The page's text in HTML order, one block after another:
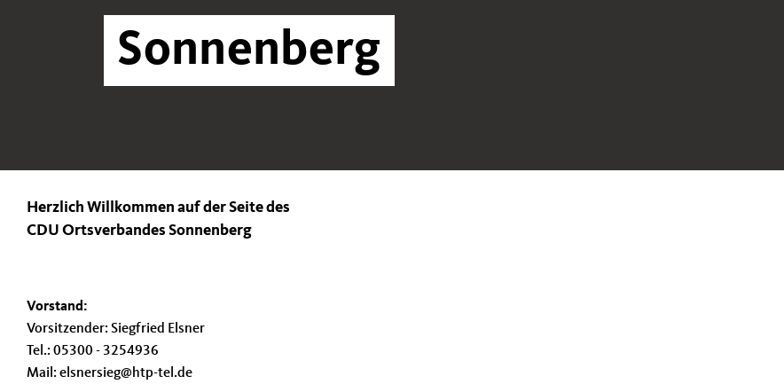
Sonnenberg
Herzlich Willkommen auf der Seite des
CDU Ortsverbandes Sonnenberg
Vorstand:
Vorsitzender: Siegfried Elsner
Tel.: 05300 - 3254936
Mail: elsnersieg@htp-tel.de